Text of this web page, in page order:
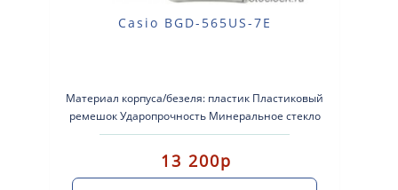
Casio BGD-565US-7E
Материал корпуса/безеля: пластик Пластиковый
ремешок Ударопрочность Минеральное стекло
Водонепроницаемос..
13 200р